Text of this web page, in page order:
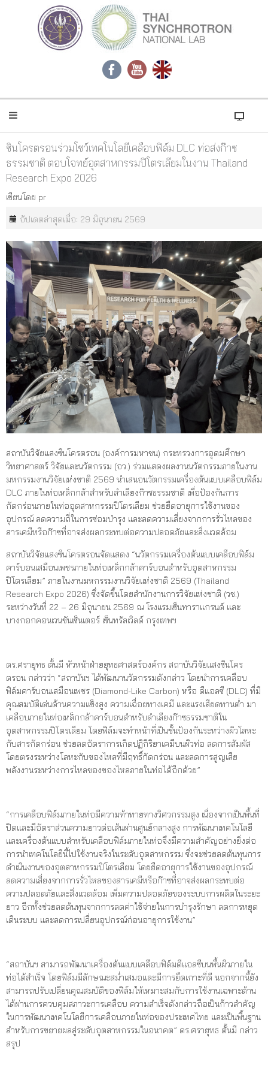
ซินโครตรอนร่วมโชว์เทคโนโลยีเคลือบฟิล์ม DLC ท่อส่งก๊าซ
ธรรมชาติ ตอบโจทย์อุตสาหกรรมปิโตรเลียมในงาน Thailand
Research Expo 2026
เขียนโดย pr
อัปเดตล่าสุดเมื่อ: 29 มิถุนายน 2569
สถาบันวิจัยแสงซินโครตรอน (องค์การมหาชน) กระทรวงการอุดมศึกษา
วิทยาศาสตร์ วิจัยและนวัตกรรม (อว.) ร่วมแสดงผลงานนวัตกรรมภายในงาน
มหกรรมงานวิจัยแห่งชาติ 2569 นำเสนอนวัตกรรมเครื่องต้นแบบเคลือบฟิล์ม
DLC ภายในท่อเหล็กกล้าสำหรับลำเลียงก๊าซธรรมชาติ เพื่อป้องกันการ
กัดกร่อนภายในท่ออุตสาหกรรมปิโตรเลียม ช่วยยืดอายุการใช้งานของ
อุปกรณ์ ลดความถี่ในการซ่อมบำรุง และลดความเสี่ยงจากการรั่วไหลของ
สารเคมีหรือก๊าซที่อาจส่งผลกระทบต่อความปลอดภัยและสิ่งแวดล้อม
สถาบันวิจัยแสงซินโครตรอนจัดแสดง “นวัตกรรมเครื่องต้นแบบเคลือบฟิล์ม
คาร์บอนเสมือนเพชรภายในท่อเหล็กกล้าคาร์บอนสำหรับอุตสาหกรรม
ปิโตรเลียม” ภายในงานมหกรรมงานวิจัยแห่งชาติ 2569 (Thailand
Research Expo 2026) ซึ่งจัดขึ้นโดยสำนักงานการวิจัยแห่งชาติ (วช.)
ระหว่างวันที่ 22 – 26 มิถุนายน 2569 ณ โรงแรมเซ็นทาราแกรนด์ และ
บางกอกคอนเวนชันเซ็นเตอร์ เซ็นทรัลเวิลด์ กรุงเทพฯ
ดร.ศรายุทธ ตั้นมี หัวหน้าฝ่ายยุทธศาสตร์องค์กร สถาบันวิจัยแสงซินโคร
ตรอน กล่าวว่า “สถาบันฯ ได้พัฒนานวัตกรรมดังกล่าว โดยนำการเคลือบ
ฟิล์มคาร์บอนเสมือนเพชร (Diamond-Like Carbon) หรือ ดีแอลซี (DLC) ที่มี
คุณสมบัติเด่นด้านความแข็งสูง ความเฉื่อยทางเคมี และแรงเสียดทานต่ำ มา
เคลือบภายในท่อเหล็กกล้าคาร์บอนสำหรับลำเลียงก๊าซธรรมชาติใน
อุตสาหกรรมปิโตรเลียม โดยฟิล์มจะทำหน้าที่เป็นชั้นป้องกันระหว่างผิวโลหะ
กับสารกัดกร่อน ช่วยลดอัตราการเกิดปฏิกิริยาเคมีบนผิวท่อ ลดการสัมผัส
โดยตรงระหว่างโลหะกับของไหลที่มีฤทธิ์กัดกร่อน และลดการสูญเสีย
พลังงานระหว่างการไหลของของไหลภายในท่อได้อีกด้วย”
“การเคลือบฟิล์มภายในท่อมีความท้าทายทางวิศวกรรมสูง เนื่องจากเป็นพื้นที่
ปิดและมีอัตราส่วนความยาวต่อเส้นผ่านศูนย์กลางสูง การพัฒนาเทคโนโลยี
และเครื่องต้นแบบสำหรับเคลือบฟิล์มภายในท่อจึงมีความสำคัญอย่างยิ่งต่อ
การนำเทคโนโลยีนี้ไปใช้งานจริงในระดับอุตสาหกรรม ซึ่งจะช่วยลดต้นทุนการ
ดำเนินงานของอุตสาหกรรมปิโตรเลียม โดยยืดอายุการใช้งานของอุปกรณ์
ลดความเสี่ยงจากการรั่วไหลของสารเคมีหรือก๊าซที่อาจส่งผลกระทบต่อ
ความปลอดภัยและสิ่งแวดล้อม เพิ่มความปลอดภัยของระบบการผลิตในระยะ
ยาว อีกทั้งช่วยลดต้นทุนจากการลดค่าใช้จ่ายในการบำรุงรักษา ลดการหยุด
เดินระบบ และลดการเปลี่ยนอุปกรณ์ก่อนอายุการใช้งาน”
“สถาบันฯ สามารถพัฒนาเครื่องต้นแบบเคลือบฟิล์มดีแอลซีบนพื้นผิวภายใน
ท่อได้สำเร็จ โดยฟิล์มมีลักษณะสม่ำเสมอและมีการยึดเกาะที่ดี นอกจากนี้ยัง
สามารถปรับเปลี่ยนคุณสมบัติของฟิล์มให้เหมาะสมกับการใช้งานเฉพาะด้าน
ได้ผ่านการควบคุมสภาวะการเคลือบ ความสำเร็จดังกล่าวถือเป็นก้าวสำคัญ
ในการพัฒนาเทคโนโลยีการเคลือบภายในท่อของประเทศไทย และเป็นพื้นฐาน
สำหรับการขยายผลสู่ระดับอุตสาหกรรมในอนาคต” ดร.ศรายุทธ ตั้นมี กล่าว
สรุป